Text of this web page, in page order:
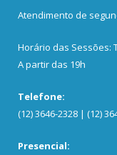
Atendimento de
Horário das Sessões:
A partir das 19h
Telefone:
(12) 3646-2328 | (12)
Presencial: